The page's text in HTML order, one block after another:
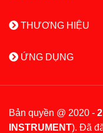
THƯƠNG HIỆU
ỨNG DỤNG
Bản quyền @ 2020 -
INSTRUMENT). Đã